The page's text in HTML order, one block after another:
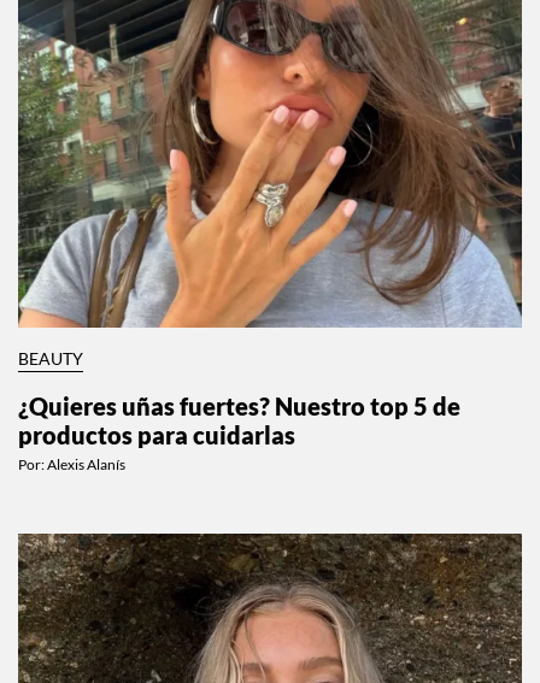
BEAUTY
¿Quieres uñas fuertes? Nuestro top 5 de
productos para cuidarlas
Por:Alexis Alanís